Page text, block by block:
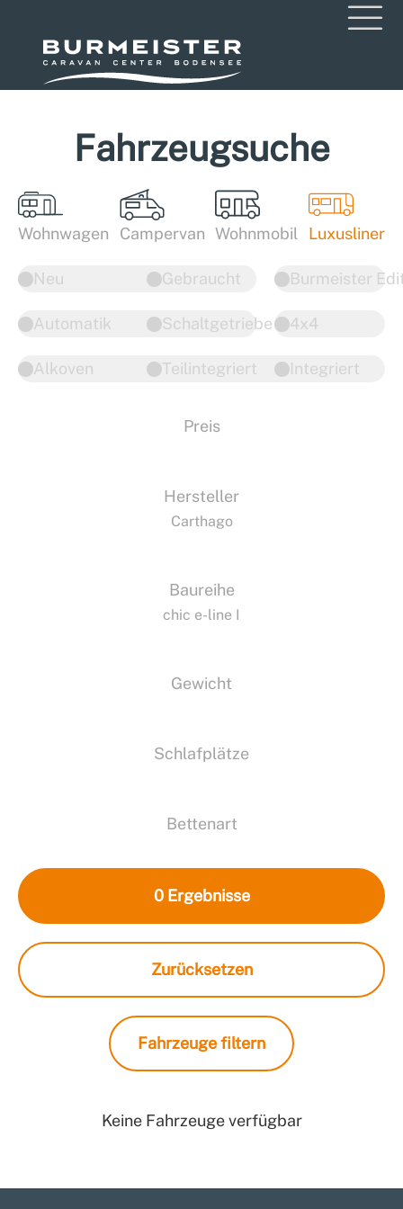
Fahrzeugsuche
Wohnwagen Campervan Wohnmobil Luxusliner
Neu Gebraucht
4x4
Automatik Schaltgetriebe
Burmeister
Alkoven Teilintegriert Integriert
Preis
Hersteller
Carthago
Baureihe
chic e-line I
Gewicht
Schlafplätze
Bettenart
0 Ergebnisse
Zurücksetzen
Fahrzeuge filtern
Keine Fahrzeuge verfügbar